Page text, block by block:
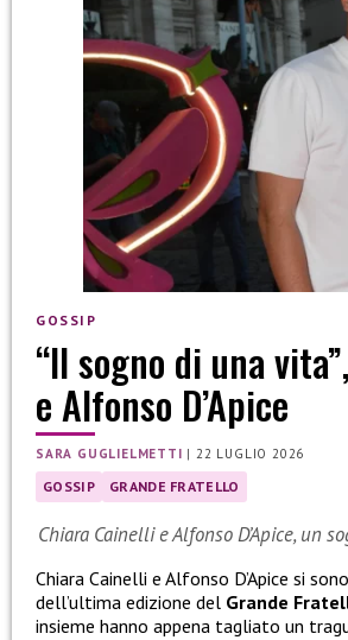
GOSSIP
“Il sogno di una
e Alfonso D’Apice
SARA GUGLIELMETTI |22 LUGLIO 2026
GOSSIP GRANDE FRATELLO
Chiara Cainelli e Alfonso D’Apice, un
Chiara Cainelli e Alfonso D’Apice si
dell’ultima edizione del Grande
insieme hanno appena tagliato un